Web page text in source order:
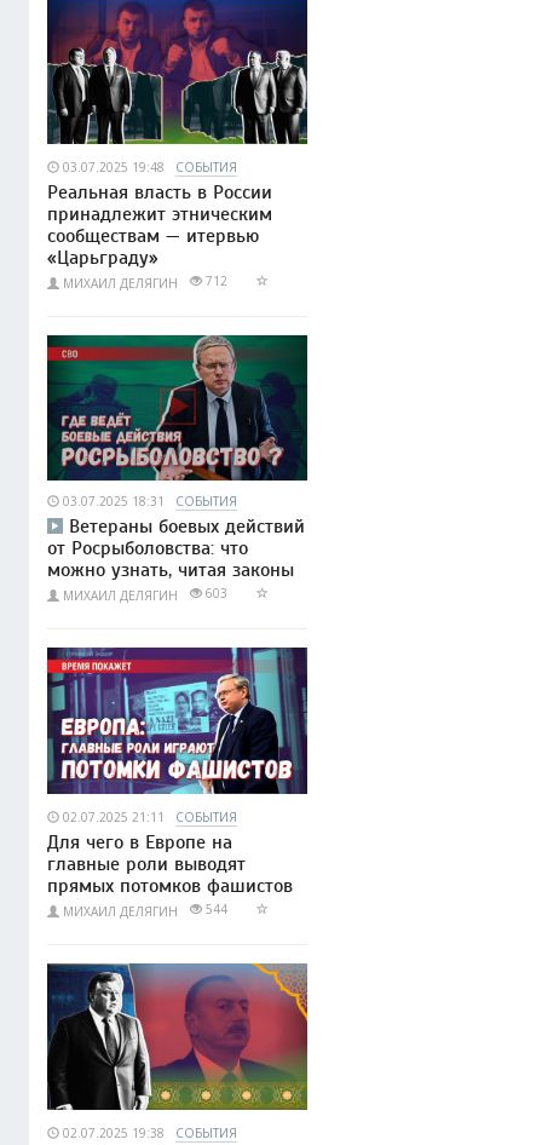
03.07.2025 19:48 СОБЫТИЯ
Реальная власть в России
принадлежит этническим
сообществам — итервью
«Царьграду»
МИХАИЛ ДЕЛЯГИН 712
03.07.2025 18:31 СОБЫТИЯ
Ветераны боевых действий
от Росрыболовства: что
можно узнать, читая законы
МИХАИЛ ДЕЛЯГИН 603
02.07.2025 21:11 СОБЫТИЯ
Для чего в Европе на
главные роли выводят
прямых потомков фашистов
МИХАИЛ ДЕЛЯГИН 544
02.07.2025 19:38 СОБЫТИЯ